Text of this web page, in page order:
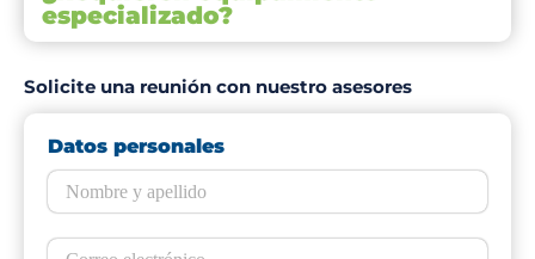
especializado?
Solicite una reunión con nuestro asesores
Datos personales